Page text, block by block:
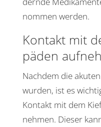
nommen werden.
Kontakt mit
päden
Nachdem die
wurden, ist es
Kontakt mit dem
nehmen. Dieser